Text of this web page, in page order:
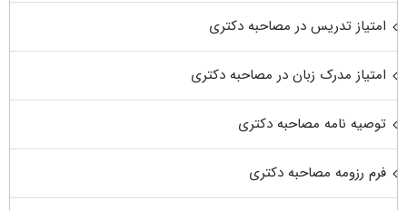
امتیاز تدریس در مصاحبه دکتری
امتیاز مدرک زبان در مصاحبه دکتری
توصیه نامه مصاحبه دکتری
فرم رزومه مصاحبه دکتری